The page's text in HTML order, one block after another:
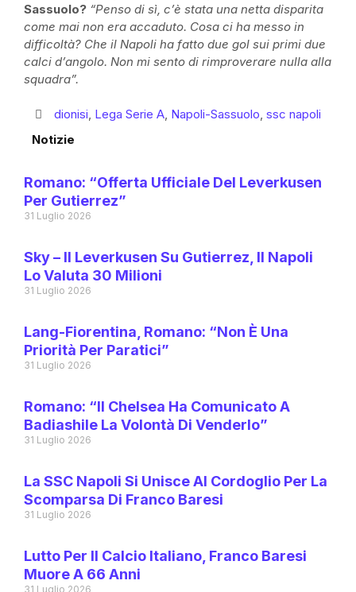
Sassuolo? “Penso di sì, c’è stata una netta disparita
come mai non era accaduto. Cosa ci ha messo in
difficoltà? Che il Napoli ha fatto due gol sui primi due
calci d’angolo. Non mi sento di rimproverare nulla alla
squadra”.
dionisi, Lega Serie A, Napoli-Sassuolo, ssc napoli
Notizie
Romano: “Offerta Ufficiale Del Leverkusen
Per Gutierrez”
31 Luglio 2026
Sky – Il Leverkusen Su Gutierrez, Il Napoli
Lo Valuta 30 Milioni
31 Luglio 2026
Lang-Fiorentina, Romano: “Non È Una
Priorità Per Paratici”
31 Luglio 2026
Romano: “Il Chelsea Ha Comunicato A
Badiashile La Volontà Di Venderlo”
31 Luglio 2026
La SSC Napoli Si Unisce Al Cordoglio Per La
Scomparsa Di Franco Baresi
31 Luglio 2026
Lutto Per Il Calcio Italiano, Franco Baresi
Muore A 66 Anni
31 Luglio 2026